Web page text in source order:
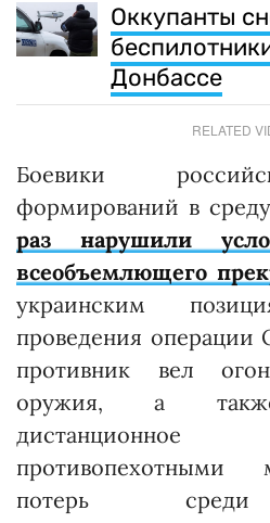
Оккупанты
Донбассе
RELATED
Боевики
формирований в
раз нарушили
всеобъемлющего
украинским
проведения операции
противник вел
оружия, а также
дистанционное
потерь среди